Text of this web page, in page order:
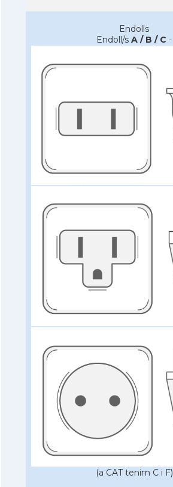
Endolls
Endoll/s A / B / C -
(a CAT tenim C i F)